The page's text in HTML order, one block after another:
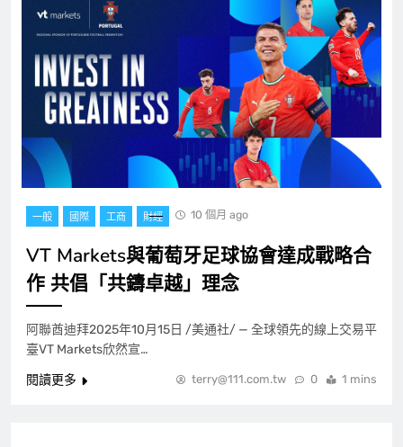
一般 國際 工商 財經 10 個月 ago
VT Markets與葡萄牙足球協會達成戰略合
作 共倡「共鑄卓越」理念
阿聯酋迪拜2025年10月15日 /美通社/ — 全球領先的線上交易平
臺VT Markets欣然宣…
閱讀更多
terry@111.com.tw 0 1 mins